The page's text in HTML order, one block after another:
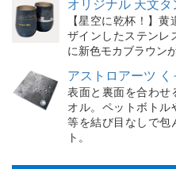
オリジナル 天文タ
【星空に乾杯！】
ザインしたステンレ
に新色モカブラウン
アストロアーツ
表面と裏面を合わせ
オル。ペットボト
等を結び目なしで包
ト。